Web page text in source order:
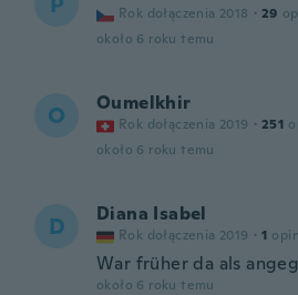
Rok dołączenia 2018 · 29
około 6 roku temu
O Oumelkhir
Rok dołączenia 2019 · 251
około 6 roku temu
D Diana Isabel
Rok dołączenia 2019 · 1
War früher da als
około 6 roku temu